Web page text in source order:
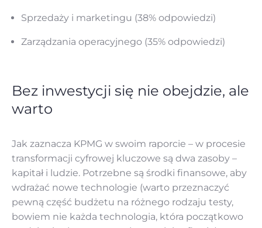
Sprzedaży i marketingu (38% odpowiedzi)
Zarządzania operacyjnego (35% odpowiedzi)
‌‌Bez inwestycji się nie obejdzie, ale
warto
Jak zaznacza KPMG w swoim raporcie – w procesie
transformacji cyfrowej kluczowe są dwa zasoby –
kapitał i ludzie. Potrzebne są środki finansowe, aby
wdrażać nowe technologie (warto przeznaczyć
pewną część budżetu na różnego rodzaju testy,
bowiem nie każda technologia, która początkowo